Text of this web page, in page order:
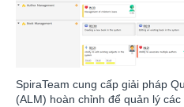
SpiraTeam cung cấp giải pháp
(ALM) hoàn chỉnh để quản lý